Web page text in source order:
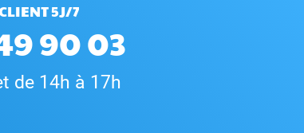
5J/7
90 03
de 14h à 17h